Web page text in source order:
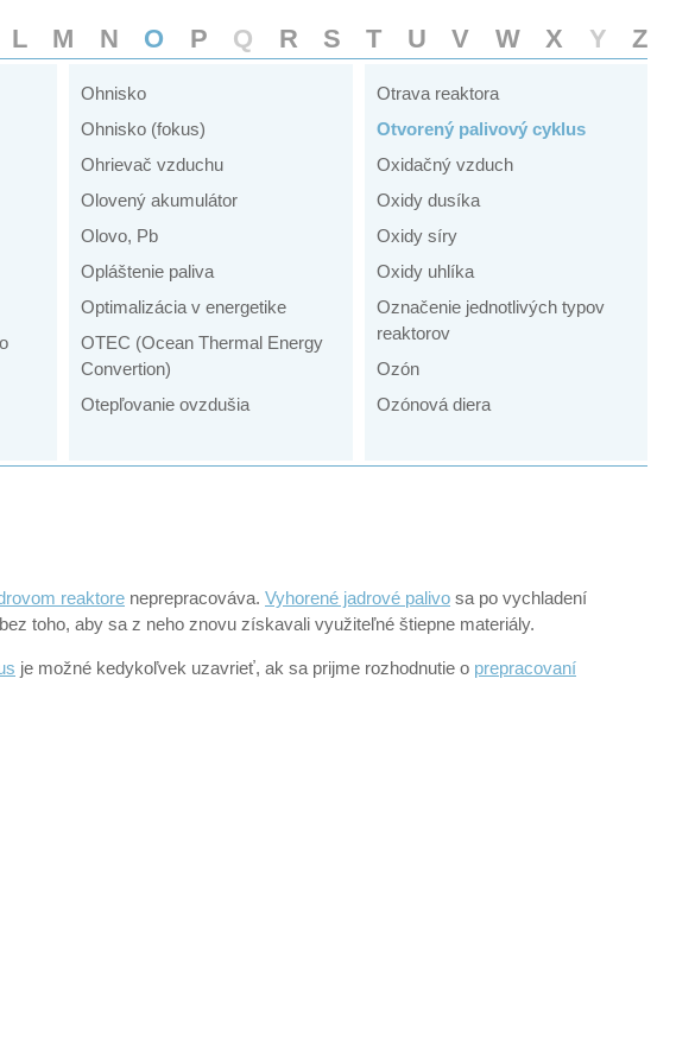
L M N O P Q R S T U V W X Y Z
Ohnisko
Ohnisko (fokus)
Ohrievač vzduchu
Olovený akumulátor
Olovo, Pb
Opláštenie paliva
Optimalizácia v energetike
OTEC (Ocean Thermal Energy
Convertion)
Otepľovanie ovzdušia
Otrava reaktora
Otvorený palivový cyklus
Oxidačný vzduch
Oxidy dusíka
Oxidy síry
Oxidy uhlíka
Označenie jednotlivých typov
reaktorov
Ozón
Ozónová diera
reaktore neprepracováva. Vyhorené jadrové palivo sa po vychladení
bez toho, aby sa z neho znovu získavali využiteľné štiepne materiály.
je možné kedykoľvek uzavrieť, ak sa prijme rozhodnutie o prepracovaní